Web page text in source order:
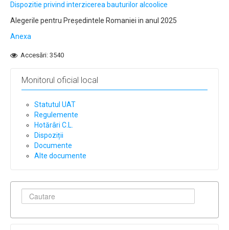
Dispozitie privind interzicerea bauturilor alcoolice
Alegerile pentru Președintele Romaniei in anul 2025
Anexa
Accesări: 3540
Monitorul oficial local
Statutul UAT
Regulemente
Hotărâri C.L.
Dispoziții
Documente
Alte documente